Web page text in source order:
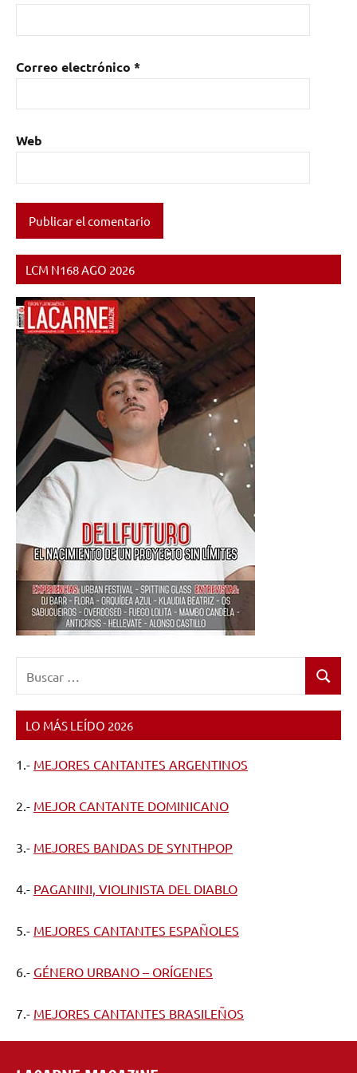
Correo electrónico *
Web
LCM N168 AGO 2026
Buscar
LO MÁS LEÍDO 2026
1.- MEJORES CANTANTES ARGENTINOS
2.- MEJOR CANTANTE DOMINICANO
3.- MEJORES BANDAS DE SYNTHPOP
4.- PAGANINI, VIOLINISTA DEL DIABLO
5.- MEJORES CANTANTES ESPAÑOLES
6.- GÉNERO URBANO – ORÍGENES
7.- MEJORES CANTANTES BRASILEÑOS